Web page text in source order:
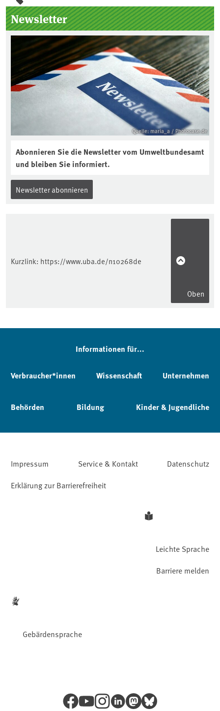
Seitenleiste
Newsletter
Quelle: maria_a / Photocase.de
Abonnieren Sie die Newsletter vom Umweltbundesamt
und bleiben Sie informiert.
Newsletter abonnieren
Kurzlink: https://www.uba.de/n10268de
Oben
Informationen für...
Verbraucher*innen Wissenschaft Unternehmen
Behörden Bildung Kinder & Jugendliche
Impressum Service & Kontakt
Datenschutz
Erklärung zur Barrierefreiheit
Leichte Sprache
Gebärdensprache
Barriere melden